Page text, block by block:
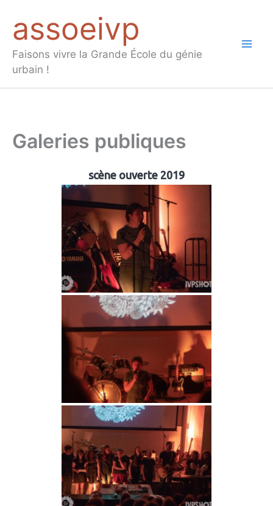
contenu
assoeivp
Faisons vivre la Grande École du génie
urbain !
Galeries publiques
scène ouverte 2019